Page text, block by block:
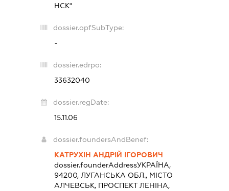
НСК"
dossier.opfSubType:
-
dossier.edrpo:
33632040
dossier.regDate:
15.11.06
dossier.foundersAndBenef:
КАТРУХІН АНДРІЙ ІГОРОВИЧ
dossier.founderAddressУКРАЇНА,
94200, ЛУГАНСЬКА ОБЛ., МІСТО
АЛЧЕВСЬК, ПРОСПЕКТ ЛЕНІНА,